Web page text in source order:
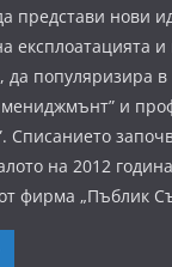
представи нови
експлоатацията
популяризира в
и
Списанието
на 2012
фирма „Пъблик